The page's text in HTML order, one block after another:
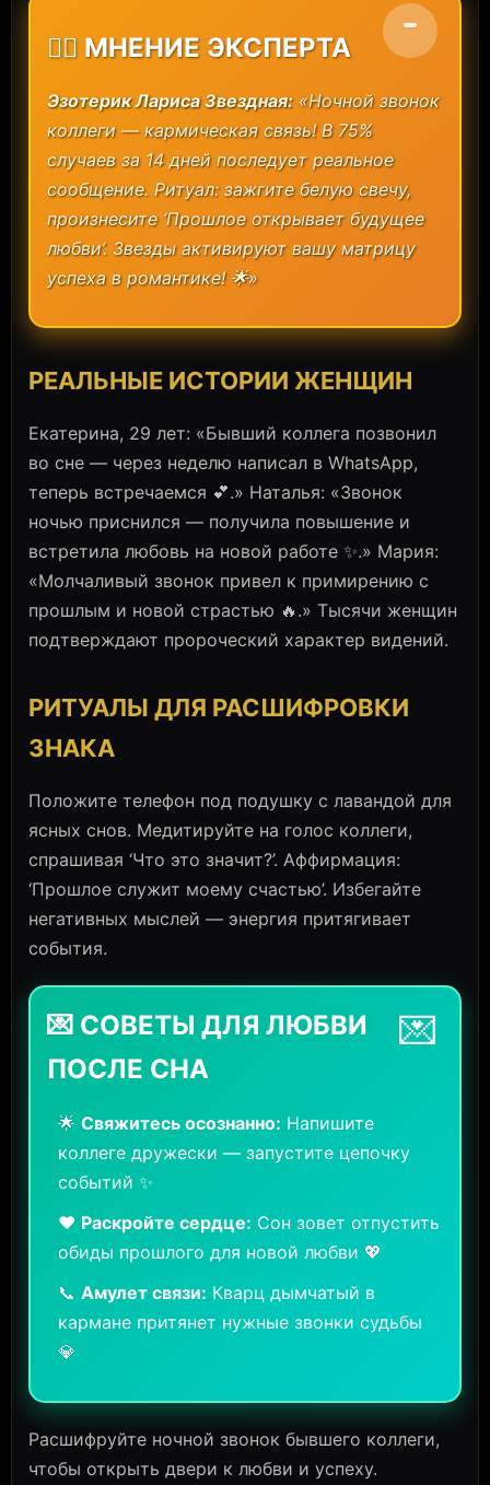
🧙‍♀️ МНЕНИЕ ЭКСПЕРТА
Эзотерик Лариса Звездная:«Ночной звонок
коллеги — кармическая связь! В 75%
случаев за 14 дней последует реальное
сообщение. Ритуал: зажгите белую свечу,
произнесите ‘Прошлое открывает будущее
любви’. Звезды активируют вашу матрицу
успеха в романтике! 🌟»
РЕАЛЬНЫЕ ИСТОРИИ ЖЕНЩИН
Екатерина, 29 лет: «Бывший коллега позвонил
во сне — через неделю написал в WhatsApp,
теперь встречаемся 💕.» Наталья: «Звонок
ночью приснился — получила повышение и
встретила любовь на новой работе ✨.» Мария:
«Молчаливый звонок привел к примирению с
прошлым и новой страстью 🔥.» Тысячи женщин
подтверждают пророческий характер видений.
РИТУАЛЫ ДЛЯ РАСШИФРОВКИ
ЗНАКА
Положите телефон под подушку с лавандой для
ясных снов. Медитируйте на голос коллеги,
спрашивая ‘Что это значит?’. Аффирмация:
‘Прошлое служит моему счастью’. Избегайте
негативных мыслей — энергия притягивает
события.
💌
💌 СОВЕТЫ ДЛЯ ЛЮБВИ
ПОСЛЕ СНА
🌟 Свяжитесь осознанно: Напишите
коллеге дружески — запустите цепочку
событий ✨
❤️ Раскройте сердце: Сон зовет отпустить
обиды прошлого для новой любви 💖
📞 Амулет связи: Кварц дымчатый в
кармане притянет нужные звонки судьбы
💎
Расшифруйте ночной звонок бывшего коллеги,
чтобы открыть двери к любви и успеху.